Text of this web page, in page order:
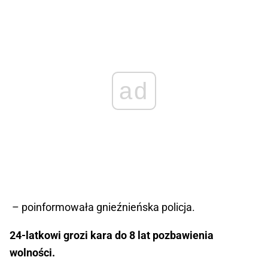
ad
– poinformowała gnieźnieńska policja.
24-latkowi grozi kara do 8 lat pozbawienia
wolności.